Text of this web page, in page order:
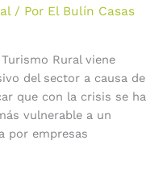
/ Por El Bulín Casas
Rural viene
del sector a causa de
que con la crisis se ha
vulnerable a un
por empresas